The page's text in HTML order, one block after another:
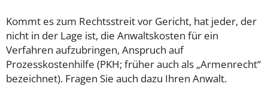
Kommt es zum Rechtsstreit vor Gericht, hat jeder, der
nicht in der Lage ist, die Anwaltskosten für ein
Verfahren aufzubringen, Anspruch auf
Prozesskostenhilfe (PKH; früher auch als „Armenrecht“
bezeichnet). Fragen Sie auch dazu Ihren Anwalt.